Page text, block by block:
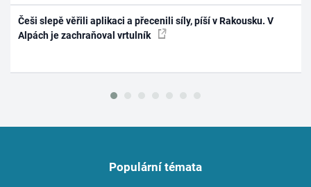
Češi slepě věřili aplikaci a přecenili síly, píší v Rakousku. V
Alpách je zachraňoval vrtulník
Populární témata